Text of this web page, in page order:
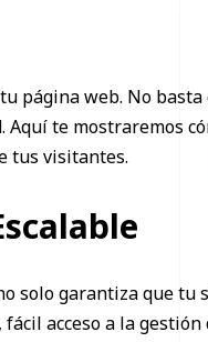
página web. No
te mostraremos
tus visitantes.
solo garantiza que tu
acceso a la